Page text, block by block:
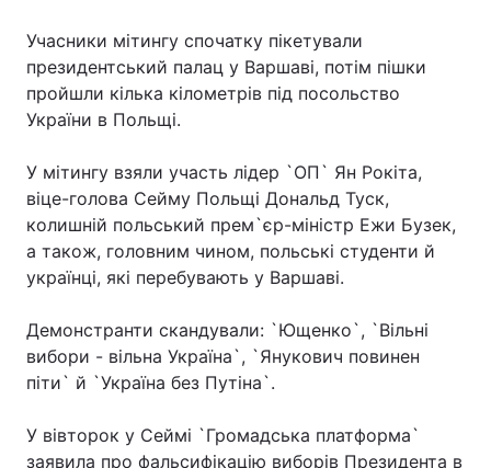
Учасники мітингу спочатку пікетували
президентський палац у Варшаві, потім пішки
пройшли кілька кілометрів під посольство
України в Польщі.
У мітингу взяли участь лідер `ОП` Ян Рокіта,
віце-голова Сейму Польщі Дональд Туск,
колишній польський прем`єр-міністр Ежи Бузек,
а також, головним чином, польські студенти й
українці, які перебувають у Варшаві.
Демонстранти скандували: `Ющенко`, `Вільні
вибори - вільна Україна`, `Янукович повинен
піти` й `Україна без Путіна`.
У вівторок у Сеймі `Громадська платформа`
заявила про фальсифікацію виборів Президента в